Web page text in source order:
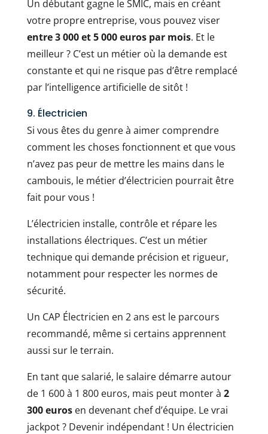
Un débutant gagne le SMIC, mais en créant
votre propre entreprise, vous pouvez viser
entre 3 000 et 5 000 euros par mois. Et le
meilleur ? C’est un métier où la demande est
constante et qui ne risque pas d’être remplacé
par l’intelligence artificielle de sitôt !
9. Électricien
Si vous êtes du genre à aimer comprendre
comment les choses fonctionnent et que vous
n’avez pas peur de mettre les mains dans le
cambouis, le métier d’électricien pourrait être
fait pour vous !
L’électricien installe, contrôle et répare les
installations électriques. C’est un métier
technique qui demande précision et rigueur,
notamment pour respecter les normes de
sécurité.
Un CAP Électricien en 2 ans est le parcours
recommandé, même si certains apprennent
aussi sur le terrain.
En tant que salarié, le salaire démarre autour
de 1 600 à 1 800 euros, mais peut monter à 2
300 eurosen devenant chef d’équipe. Le vrai
jackpot ? Devenir indépendant ! Un électricien